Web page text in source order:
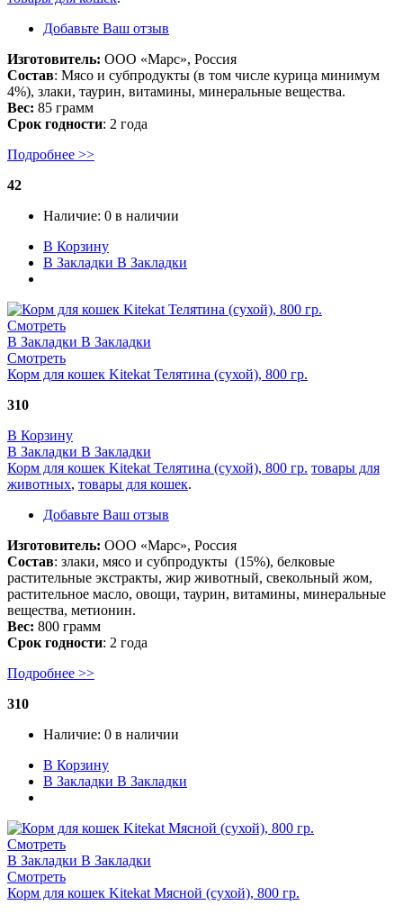
Добавьте Ваш отзыв
Изготовитель: ООО «Марс», Россия
Состав: Мясо и субпродукты (в том числе курица минимум
4%), злаки, таурин, витамины, минеральные вещества.
Вес: 85 грамм
Срок годности: 2 года
Подробнее >>
42
Наличие: 0 в наличии
В Корзину
В Закладки В Закладки
Смотреть
В Закладки В Закладки
Смотреть
Корм для кошек Kitekat Телятина (сухой), 800 гр.
310
В Корзину
В Закладки В Закладки
Корм для кошек Kitekat Телятина (сухой), 800 гр. товары для
животных, товары для кошек.
Добавьте Ваш отзыв
Изготовитель: ООО «Марс», Россия
Состав: злаки, мясо и субпродукты (15%), белковые
растительные экстракты, жир животный, свекольный жом,
растительное масло, овощи, таурин, витамины, минеральные
вещества, метионин.
Вес: 800 грамм
Срок годности: 2 года
Подробнее >>
310
Наличие: 0 в наличии
В Корзину
В Закладки В Закладки
Смотреть
В Закладки В Закладки
Смотреть
Корм для кошек Kitekat Мясной (сухой), 800 гр.